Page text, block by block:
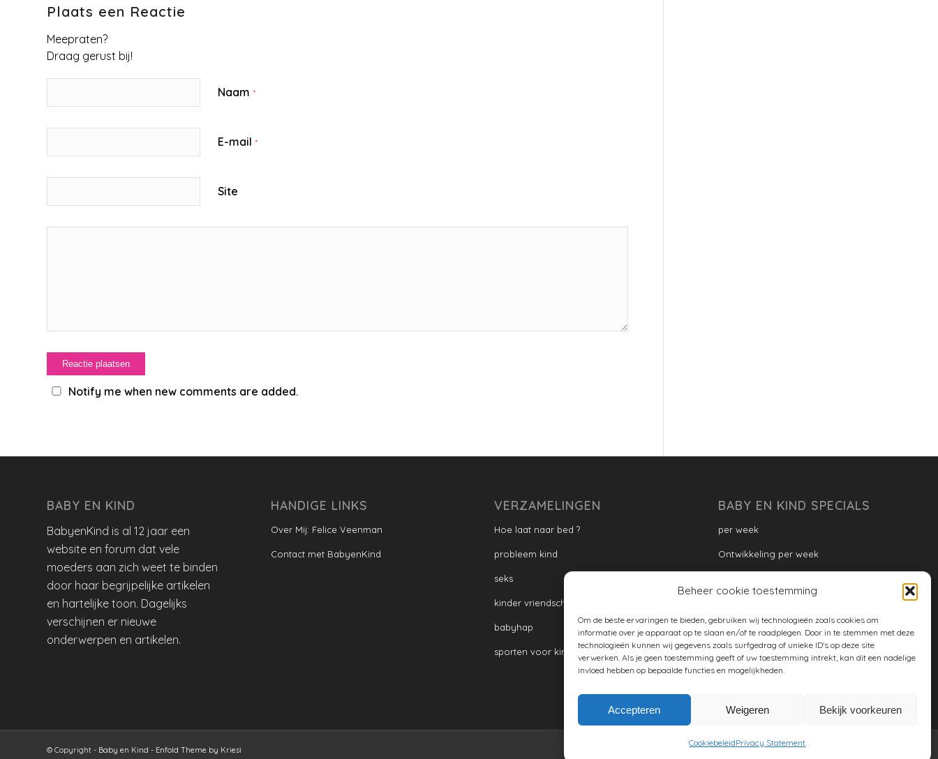
Beheer cookie toestemming
Om de beste ervaringen te bieden, gebruiken wij technologieën zoals cookies om
informatie over je apparaat op te slaan en/of te raadplegen. Door in te stemmen met deze
technologieën kunnen wij gegevens zoals surfgedrag of unieke ID's op deze site
verwerken. Als je geen toestemming geeft of uw toestemming intrekt, kan dit een nadelige
invloed hebben op bepaalde functies en mogelijkheden.
Accepteren Weigeren Bekijk voorkeuren
CookiebeleidPrivacy Statement
Plaats een Reactie
Meepraten?
Draag gerust bij!
Naam *
E-mail *
Site
Notify me when new comments are added.
BABY EN KIND
BabyenKind is al 12 jaar een
website en forum dat vele
moeders aan zich weet te binden
door haar begrijpelijke artikelen
en hartelijke toon. Dagelijks
verschijnen er nieuwe
onderwerpen en artikelen.
HANDIGE LINKS
Over Mij: Felice Veenman
Contact met BabyenKind
VERZAMELINGEN
Hoe laat naar bed ?
probleem kind
seks
kinder vriendschap
babyhap
sporten voor kinderen
BABY EN KIND SPECIALS
per week
Ontwikkeling per week
Ontwikkeling per maand
ontwikkeling per jaar
Cookiebeleid (EU)
© Copyright - Baby en Kind - Enfold Theme by Kriesi